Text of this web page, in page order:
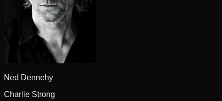
Ned Dennehy
Charlie Strong